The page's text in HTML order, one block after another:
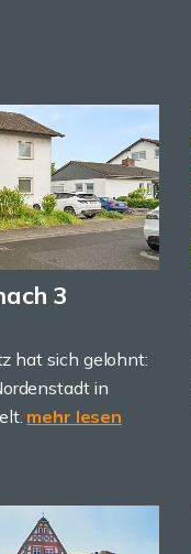
3
hat sich gelohnt:
in
mehr lesen